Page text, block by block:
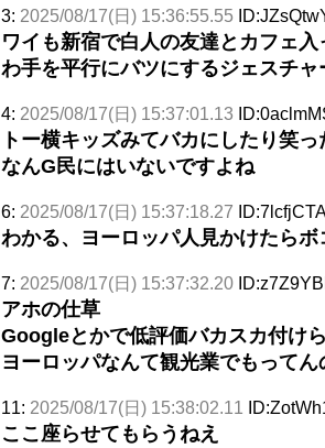
3: 2025/08/17(日) 15:36:55.55
ワイも新宿で白人の友達とカフェ
わ手を平行にバツにするジェスチャ
4: 2025/08/17(日) 15:37:01.13
トー横キッズみてバカにしたり笑
なんG民にはいないですよね
6: 2025/08/17(日) 15:37:18.27
わかる、ヨーロッパ人見かけたら
7: 2025/08/17(日) 15:37:32.20
アホの仕草
Googleとかで低評価バカスカ付け
ヨーロッパなんて観光業でもってん
11: 2025/08/17(日) 15:38:02.11
ここ座らせてもらうねえ